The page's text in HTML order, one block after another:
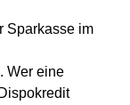
Sparkasse im
Wer eine